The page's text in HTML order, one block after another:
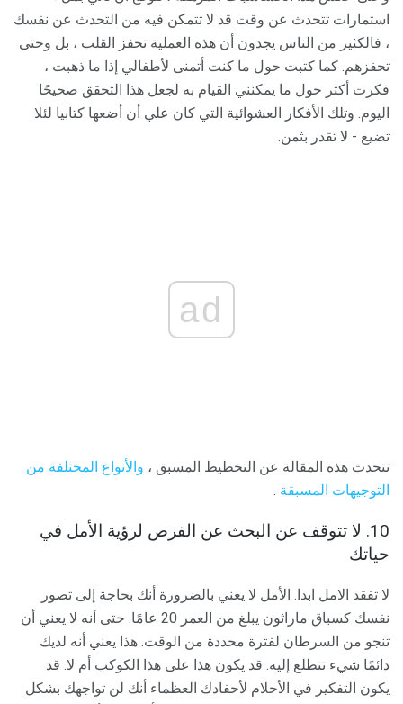
استمارات تتحدث عن وقت قد لا تتمكن فيه من التحدث عن نفسك
، فالكثير من الناس يجدون أن هذه العملية تحفز القلب ، بل وحتى
تحفزهم. كما كتبت حول ما كنت أتمنى لأطفالي إذا ما ذهبت ،
فكرت أكثر حول ما يمكنني القيام به لجعل هذا التحقق صحيحًا
اليوم. وتلك الأفكار العشوائية التي كان علي أن أضعها كتابيا لئلا
تضيع - لا تقدر بثمن.
ad
تتحدث هذه المقالة عن التخطيط المسبق ، والأنواع المختلفة من
التوجيهات المسبقة .
10. لا تتوقف عن البحث عن الفرص لرؤية الأمل في
حياتك
لا تفقد الامل ابدا. الأمل لا يعني بالضرورة أنك بحاجة إلى تصور
نفسك كسباق ماراثون يبلغ من العمر 20 عامًا. حتى أنه لا يعني أن
تنجو من السرطان لفترة محددة من الوقت. هذا يعني أنه لديك
دائمًا شيء تتطلع إليه. قد يكون هذا على هذا الكوكب أم لا. قد
يكون التفكير في الأحلام لأحفادك العظماء أنك لن تواجهك بشكل